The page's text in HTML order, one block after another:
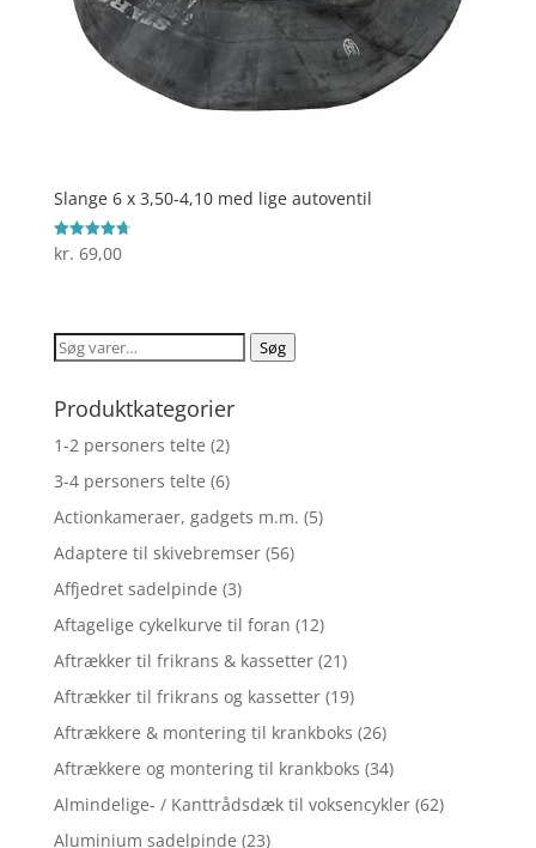
Slange 6 x 3,50-4,10 med lige autoventil
Vurderet
4.7
kr. 69,00
Søg
Søg
Produktkategorier
1-2 personers telte (2)
3-4 personers telte (6)
Actionkameraer, gadgets m.m. (5)
Adaptere til skivebremser (56)
Affjedret sadelpinde (3)
Aftagelige cykelkurve til foran (12)
Aftrækker til frikrans & kassetter (21)
Aftrækker til frikrans og kassetter (19)
Aftrækkere & montering til krankboks (26)
Aftrækkere og montering til krankboks (34)
Almindelige- / Kanttrådsdæk til voksencykler (62)
Aluminium sadelpinde (23)